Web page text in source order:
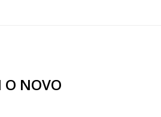
O NOVO